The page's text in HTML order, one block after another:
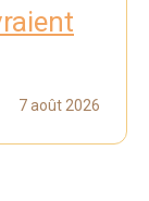
7 août 2026